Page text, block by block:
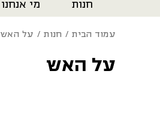
חנות מי אנחנו
עמוד הבית / חנות / על האש
על האש